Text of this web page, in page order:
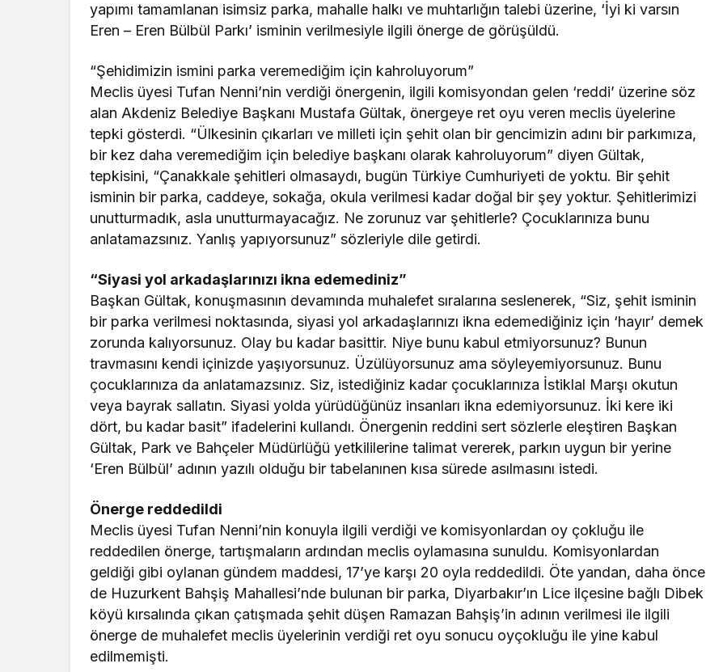
yapımı tamamlanan isimsiz parka, mahalle halkı ve muhtarlığın talebi üzerine, ‘İyi ki varsın
Eren – Eren Bülbül Parkı’ isminin verilmesiyle ilgili önerge de görüşüldü.
“Şehidimizin ismini parka veremediğim için kahroluyorum”
Meclis üyesi Tufan Nenni’nin verdiği önergenin, ilgili komisyondan gelen ‘reddi’ üzerine söz
alan Akdeniz Belediye Başkanı Mustafa Gültak, önergeye ret oyu veren meclis üyelerine
tepki gösterdi. “Ülkesinin çıkarları ve milleti için şehit olan bir gencimizin adını bir parkımıza,
bir kez daha veremediğim için belediye başkanı olarak kahroluyorum” diyen Gültak,
tepkisini, “Çanakkale şehitleri olmasaydı, bugün Türkiye Cumhuriyeti de yoktu. Bir şehit
isminin bir parka, caddeye, sokağa, okula verilmesi kadar doğal bir şey yoktur. Şehitlerimizi
unutturmadık, asla unutturmayacağız. Ne zorunuz var şehitlerle? Çocuklarınıza bunu
anlatamazsınız. Yanlış yapıyorsunuz” sözleriyle dile getirdi.
“Siyasi yol arkadaşlarınızı ikna edemediniz”
Başkan Gültak, konuşmasının devamında muhalefet sıralarına seslenerek, “Siz, şehit isminin
bir parka verilmesi noktasında, siyasi yol arkadaşlarınızı ikna edemediğiniz için ‘hayır’ demek
zorunda kalıyorsunuz. Olay bu kadar basittir. Niye bunu kabul etmiyorsunuz? Bunun
travmasını kendi içinizde yaşıyorsunuz. Üzülüyorsunuz ama söyleyemiyorsunuz. Bunu
çocuklarınıza da anlatamazsınız. Siz, istediğiniz kadar çocuklarınıza İstiklal Marşı okutun
veya bayrak sallatın. Siyasi yolda yürüdüğünüz insanları ikna edemiyorsunuz. İki kere iki
dört, bu kadar basit” ifadelerini kullandı. Önergenin reddini sert sözlerle eleştiren Başkan
Gültak, Park ve Bahçeler Müdürlüğü yetkililerine talimat vererek, parkın uygun bir yerine
‘Eren Bülbül’ adının yazılı olduğu bir tabelanınen kısa sürede asılmasını istedi.
Önerge reddedildi
Meclis üyesi Tufan Nenni’nin konuyla ilgili verdiği ve komisyonlardan oy çokluğu ile
reddedilen önerge, tartışmaların ardından meclis oylamasına sunuldu. Komisyonlardan
geldiği gibi oylanan gündem maddesi, 17’ye karşı 20 oyla reddedildi. Öte yandan, daha önce
de Huzurkent Bahşiş Mahallesi’nde bulunan bir parka, Diyarbakır’ın Lice ilçesine bağlı Dibek
köyü kırsalında çıkan çatışmada şehit düşen Ramazan Bahşiş’in adının verilmesi ile ilgili
önerge de muhalefet meclis üyelerinin verdiği ret oyu sonucu oyçokluğu ile yine kabul
edilmemişti.